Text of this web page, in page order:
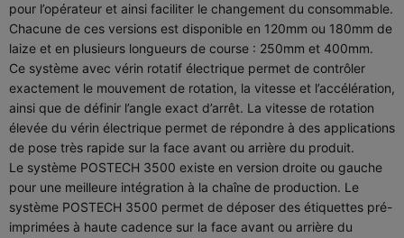
pour l’opérateur et ainsi faciliter le changement du consommable.
Chacune de ces versions est disponible en 120mm ou 180mm de
laize et en plusieurs longueurs de course : 250mm et 400mm.
Ce système avec vérin rotatif électrique permet de contrôler
exactement le mouvement de rotation, la vitesse et l’accélération,
ainsi que de définir l’angle exact d’arrêt. La vitesse de rotation
élevée du vérin électrique permet de répondre à des applications
de pose très rapide sur la face avant ou arrière du produit.
Le système POSTECH 3500 existe en version droite ou gauche
pour une meilleure intégration à la chaîne de production. Le
système POSTECH 3500 permet de déposer des étiquettes pré-
imprimées à haute cadence sur la face avant ou arrière du